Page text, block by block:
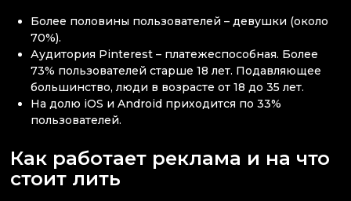
Более половины пользователей – девушки (около
70%).
Аудитория Pinterest – платежеспособная. Более
73% пользователей старше 18 лет. Подавляющее
большинство, люди в возрасте от 18 до 35 лет.
На долю iOS и Android приходится по 33%
пользователей.
Как работает реклама и на что
стоит лить